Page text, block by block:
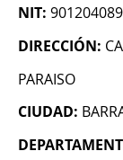
NIT:
DIRECCIÓN:
PARAISO
CIUDAD: